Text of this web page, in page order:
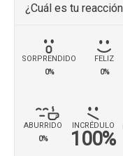
¿Cuál es tu
SORPRENDIDO
0%
FELIZ
0%
ABURRIDO
0%
INCRÉDULO
100%